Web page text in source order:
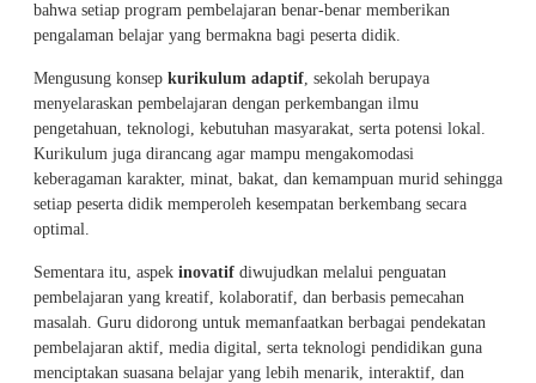
bahwa setiap program pembelajaran benar-benar memberikan
pengalaman belajar yang bermakna bagi peserta didik.
Mengusung konsep kurikulum adaptif, sekolah berupaya
menyelaraskan pembelajaran dengan perkembangan ilmu
pengetahuan, teknologi, kebutuhan masyarakat, serta potensi lokal.
Kurikulum juga dirancang agar mampu mengakomodasi
keberagaman karakter, minat, bakat, dan kemampuan murid sehingga
setiap peserta didik memperoleh kesempatan berkembang secara
optimal.
Sementara itu, aspek inovatif diwujudkan melalui penguatan
pembelajaran yang kreatif, kolaboratif, dan berbasis pemecahan
masalah. Guru didorong untuk memanfaatkan berbagai pendekatan
pembelajaran aktif, media digital, serta teknologi pendidikan guna
menciptakan suasana belajar yang lebih menarik, interaktif, dan